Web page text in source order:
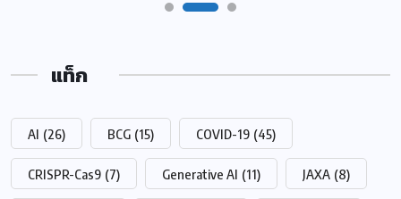
แท็ก
AI (26) BCG (15) COVID-19 (45)
CRISPR-Cas9 (7) Generative AI (11) JAXA (8)